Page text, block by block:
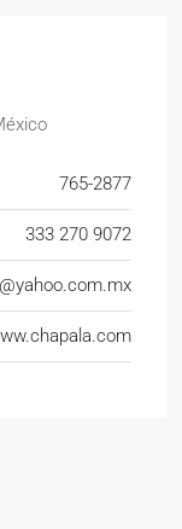
765-2877
333 270 9072